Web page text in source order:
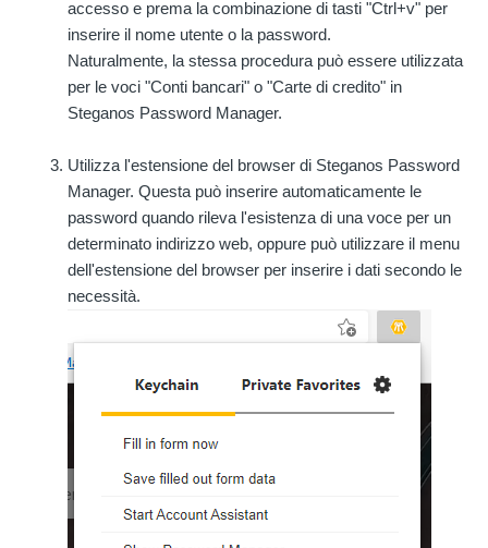
accesso e prema la combinazione di tasti "Ctrl+v" per
inserire il nome utente o la password.
Naturalmente, la stessa procedura può essere utilizzata
per le voci "Conti bancari" o "Carte di credito" in
Steganos Password Manager.
Utilizza l'estensione del browser di Steganos Password
Manager. Questa può inserire automaticamente le
password quando rileva l'esistenza di una voce per un
determinato indirizzo web, oppure può utilizzare il menu
dell'estensione del browser per inserire i dati secondo le
necessità.